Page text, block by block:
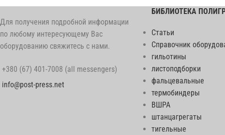
Для получения подробной информации
по любому интересующему Вас
оборудованию свяжитесь с нами.
+380 (67) 401-7008 (all messengers)
info@post-press.net
БИБЛИОТЕКА
Статьи
Справочник
гильотины
листоподборки
фальцевальные
термобиндеры
ВШРА
штанцагрегаты
тигельные